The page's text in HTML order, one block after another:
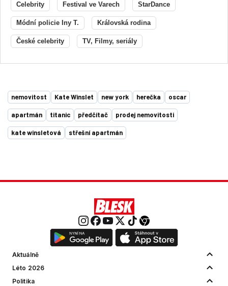
Celebrity Festival ve Varech StarDance
Módní policie Iny T. Královská rodina
České celebrity TV, Filmy, seriály
nemovitost Kate Winslet new york herečka oscar
apartmán titanic předčítač prodej nemovitosti
kate winsletová střešní apartmán
Aktuálně
Léto 2026
Politika